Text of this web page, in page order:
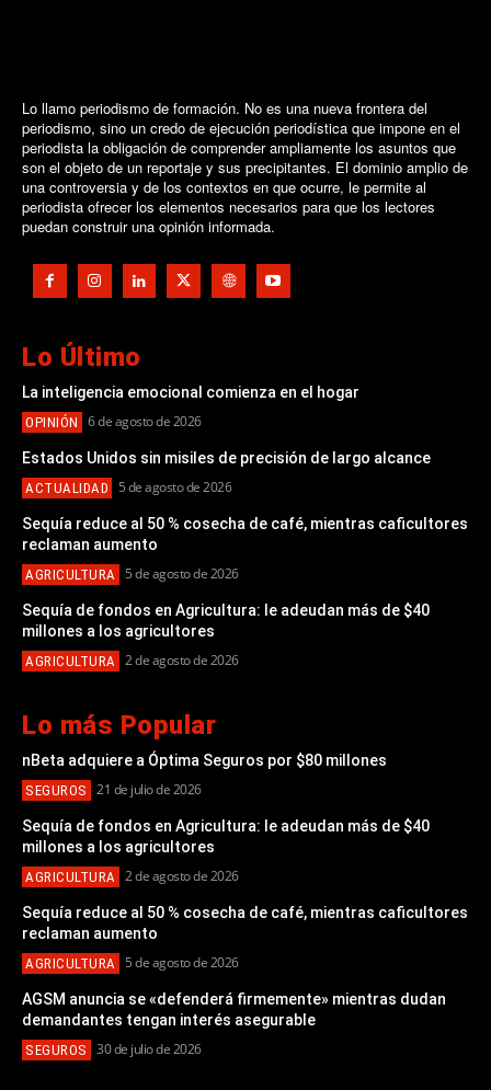
Lo llamo periodismo de formación. No es una nueva frontera del
periodismo, sino un credo de ejecución periodística que impone en el
periodista la obligación de comprender ampliamente los asuntos que
son el objeto de un reportaje y sus precipitantes. El dominio amplio de
una controversia y de los contextos en que ocurre, le permite al
periodista ofrecer los elementos necesarios para que los lectores
puedan construir una opinión informada.
Lo Último
La inteligencia emocional comienza en el hogar
OPINIÓN 6 de agosto de 2026
Estados Unidos sin misiles de precisión de largo alcance
ACTUALIDAD 5 de agosto de 2026
Sequía reduce al 50 % cosecha de café, mientras caficultores
reclaman aumento
AGRICULTURA 5 de agosto de 2026
Sequía de fondos en Agricultura: le adeudan más de $40
millones a los agricultores
AGRICULTURA 2 de agosto de 2026
Lo más Popular
nBeta adquiere a Óptima Seguros por $80 millones
SEGUROS 21 de julio de 2026
Sequía de fondos en Agricultura: le adeudan más de $40
millones a los agricultores
AGRICULTURA 2 de agosto de 2026
Sequía reduce al 50 % cosecha de café, mientras caficultores
reclaman aumento
AGRICULTURA 5 de agosto de 2026
AGSM anuncia se «defenderá firmemente» mientras dudan
demandantes tengan interés asegurable
SEGUROS 30 de julio de 2026